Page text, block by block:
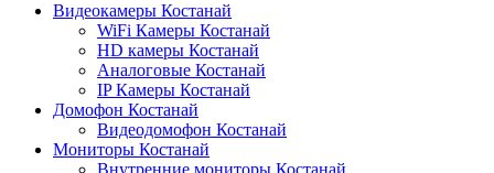
Видеокамеры Костанай
WiFi Камеры Костанай
HD камеры Костанай
Аналоговые Костанай
IP Камеры Костанай
Домофон Костанай
Видеодомофон Костанай
Мониторы Костанай